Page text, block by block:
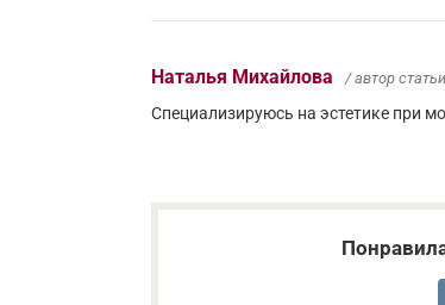
Наталья Михайлова / автор статьи
Специализируюсь на эстетике при